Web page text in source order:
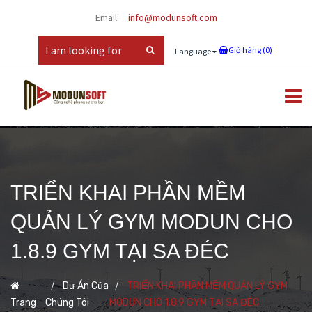
Email: info@modunsoft.com
Language Giỏ hàng (0)
TRIỂN KHAI PHẦN MỀM
QUẢN LÝ GYM MODUN CHO
1.8.9 GYM TẠI SA ĐÉC
Trang
Dự Án Của
Chúng Tôi
TRIỂN KHAI PHẦN MỀM QUẢN LÝ GYM
MODUN CHO 1.8.9 GYM TẠI SA ĐÉC